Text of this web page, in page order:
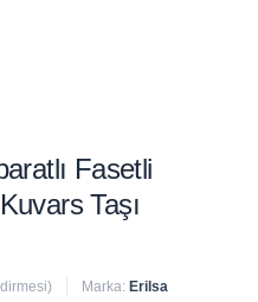
Fasetli
Taşı
Marka: Erilsa